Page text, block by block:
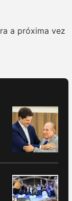
a próxima vez